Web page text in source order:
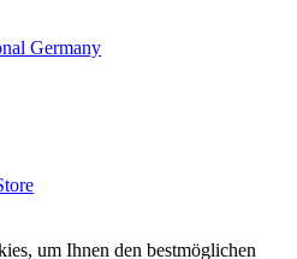
um Ihnen den bestmöglichen